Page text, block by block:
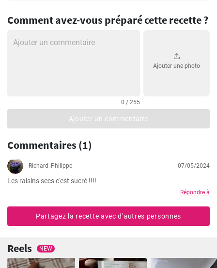
Comment avez-vous préparé cette recette ?
0 / 255
Ajouter une photo
Ajouter un commentaire
Commentaires (1)
Richard_Philippe 07/05/2024
Les raisins secs c'est sucré !!!!
Répondre à
Partagez la recette avec d'autres personnes
Reels NEW